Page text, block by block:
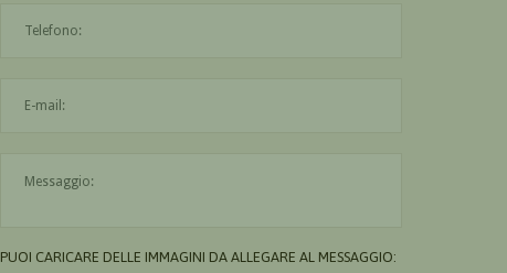
PUOI CARICARE DELLE IMMAGINI DA ALLEGARE AL MESSAGGIO: